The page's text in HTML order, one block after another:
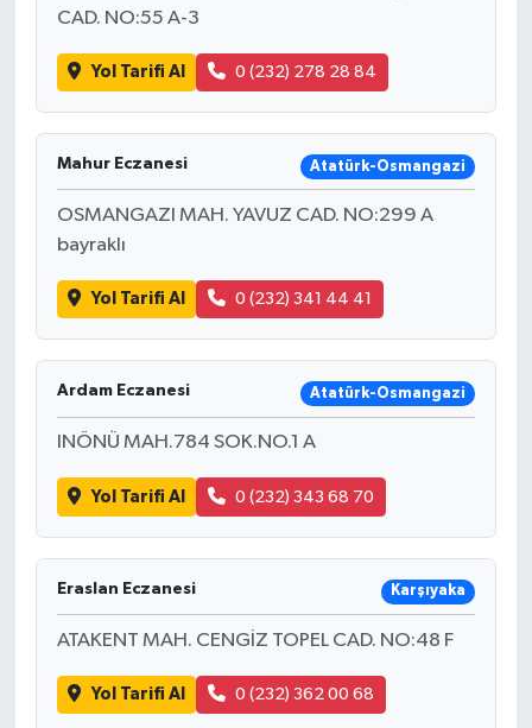
CAD. NO:55 A-3
Yol Tarifi Al 0 (232) 278 28 84
Mahur Eczanesi Atatürk-Osmangazi
OSMANGAZI MAH. YAVUZ CAD. NO:299 A
bayraklı
Yol Tarifi Al 0 (232) 341 44 41
Ardam Eczanesi Atatürk-Osmangazi
INÖNÜ MAH.784 SOK.NO.1 A
Yol Tarifi Al 0 (232) 343 68 70
Eraslan Eczanesi Karşıyaka
ATAKENT MAH. CENGİZ TOPEL CAD. NO:48 F
Yol Tarifi Al 0 (232) 362 00 68
Resmi İlan
Rüya Tabirleri
Şaphane
Tavşanlı
Teknoloji
Video Galeri